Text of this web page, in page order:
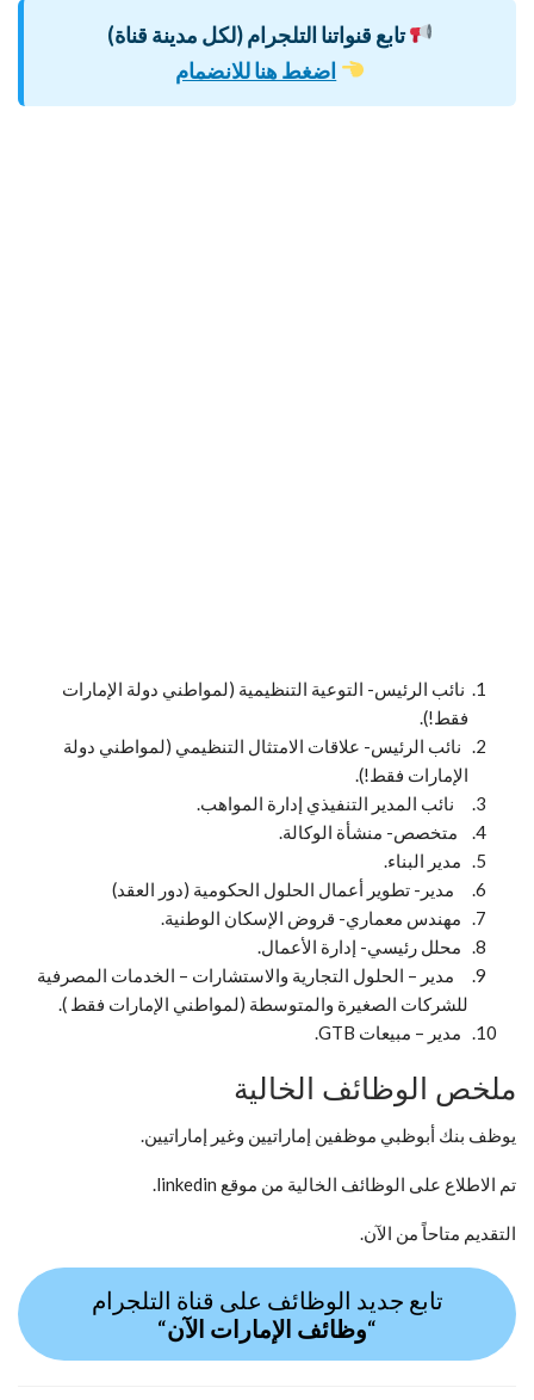
تابع قنواتنا التلجرام (لكل مدينة قناة)
اضغط هنا للانضمام
نائب الرئيس- التوعية التنظيمية (لمواطني دولة الإمارات
فقط!).
نائب الرئيس- علاقات الامتثال التنظيمي (لمواطني دولة
الإمارات فقط!).
نائب المدير التنفيذي إدارة المواهب.
متخصص- منشأة الوكالة.
مدير البناء.
مدير- تطوير أعمال الحلول الحكومية (دور العقد)
مهندس معماري- قروض الإسكان الوطنية.
محلل رئيسي- إدارة الأعمال.
مدير – الحلول التجارية والاستشارات – الخدمات المصرفية
للشركات الصغيرة والمتوسطة (لمواطني الإمارات فقط ).
مدير – مبيعات GTB.
ملخص الوظائف الخالية
يوظف بنك أبوظبي موظفين إماراتيين وغير إماراتيين.
تم الاطلاع على الوظائف الخالية من موقع linkedin.
التقديم متاحاً من الآن.
تابع جديد الوظائف على قناة التلجرام
“وظائف الإمارات الآن“